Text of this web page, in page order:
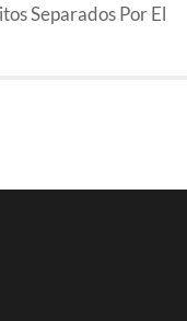
Separados Por El